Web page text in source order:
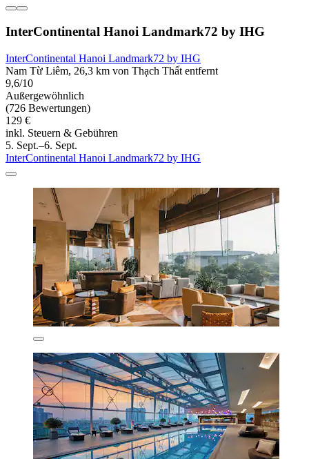
InterContinental Hanoi Landmark72 by IHG
InterContinental Hanoi Landmark72 by IHG
Nam Từ Liêm, 26,3 km von Thạch Thất entfernt
9,6/10
Außergewöhnlich
(726 Bewertungen)
129 €
inkl. Steuern & Gebühren
5. Sept.–6. Sept.
InterContinental Hanoi Landmark72 by IHG